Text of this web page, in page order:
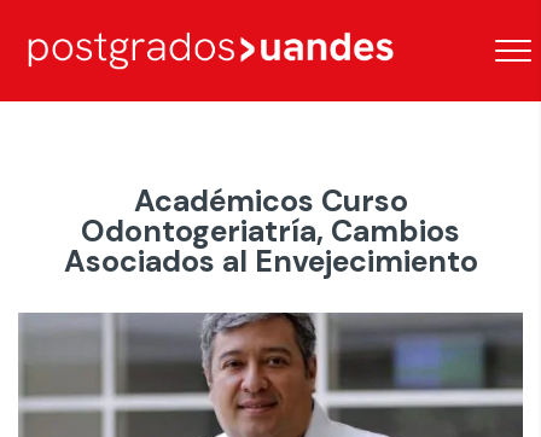
Académicos Curso
Odontogeriatría, Cambios
Asociados al Envejecimiento